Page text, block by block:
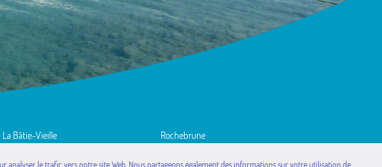
La Bâtie-Vieille
Montgardin
Rochebrune
Saint-Étienne-le-Laus
le trafic vers notre site Web. Nous partageons également des informations sur votre utilisation de